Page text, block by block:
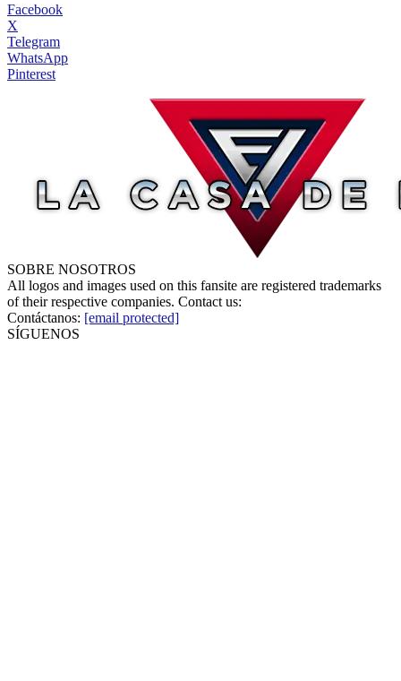
Facebook
X
Telegram
WhatsApp
Pinterest
SOBRE NOSOTROS
All logos and images used on this fansite are registered trademarks
of their respective companies. Contact us:
Contáctanos: [email protected]
SÍGUENOS